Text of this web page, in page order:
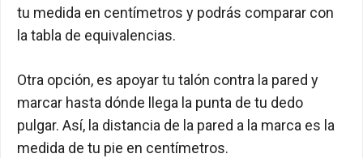
tu medida en centímetros y podrás comparar con
la tabla de equivalencias.
Otra opción, es apoyar tu talón contra la pared y
marcar hasta dónde llega la punta de tu dedo
pulgar. Así, la distancia de la pared a la marca es la
medida de tu pie en centímetros.